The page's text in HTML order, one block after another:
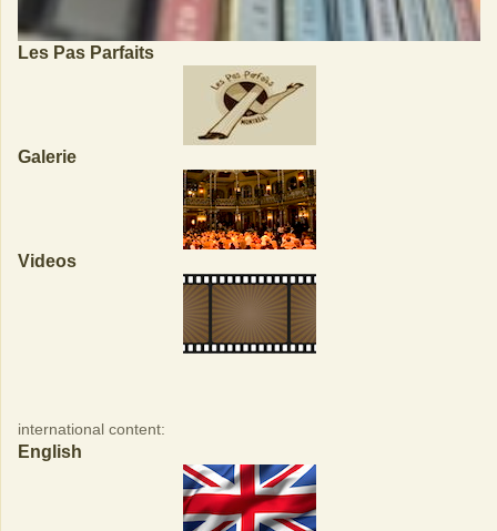
Les Pas Parfaits
Galerie
Videos
international content:
English